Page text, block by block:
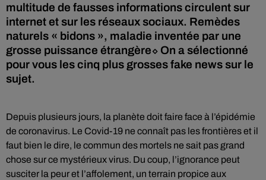
multitude de fausses informations circulent sur
internet et sur les réseaux sociaux. Remèdes
naturels « bidons », maladie inventée par une
grosse puissance étrangère⬦ On a sélectionné
pour vous les cinq plus grosses fake news sur le
sujet.
Depuis plusieurs jours, la planète doit faire face à l’épidémie
de coronavirus. Le Covid-19 ne connaît pas les frontières et il
faut bien le dire, le commun des mortels ne sait pas grand
chose sur ce mystérieux virus. Du coup, l’ignorance peut
susciter la peur et l’affolement, un terrain propice aux